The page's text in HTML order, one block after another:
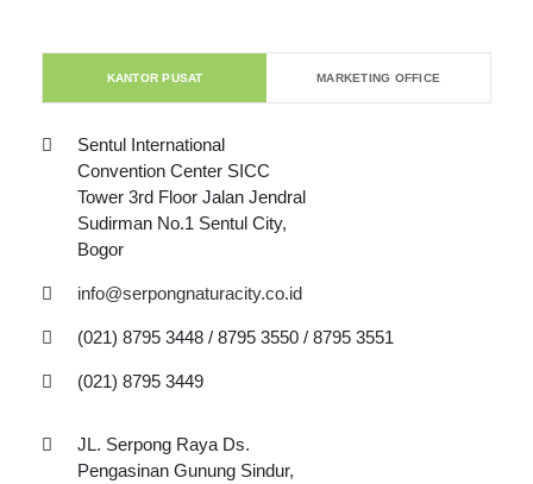
KANTOR PUSAT MARKETING OFFICE
Sentul International
Convention Center SICC
Tower 3rd Floor Jalan Jendral
Sudirman No.1 Sentul City,
Bogor
info@serpongnaturacity.co.id
(021) 8795 3448 / 8795 3550 / 8795 3551
(021) 8795 3449
JL. Serpong Raya Ds.
Pengasinan Gunung Sindur,